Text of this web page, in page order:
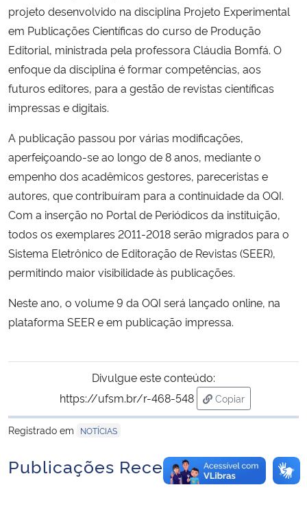
Ministério da Mulher, da Família e dos Direitos Humanos
Secretaria-Geral
Secretaria de Governo
Advocacia-Geral da União
Banco Central do Brasil
Planalto
projeto desenvolvido na disciplina Projeto Experimental
em Publicações Científicas do curso de Produção
Editorial, ministrada pela professora Cláudia Bomfá. O
enfoque da disciplina é formar competências, aos
futuros editores, para a gestão de revistas científicas
impressas e digitais.
A publicação passou por várias modificações,
aperfeiçoando-se ao longo de 8 anos, mediante o
empenho dos acadêmicos gestores, pareceristas e
autores, que contribuíram para a continuidade da OQI.
Com a inserção no Portal de Periódicos da instituição,
todos os exemplares 2011-2018 serão migrados para o
Sistema Eletrônico de Editoração de Revistas (SEER),
permitindo maior visibilidade às publicações.
Neste ano, o volume 9 da OQI será lançado online, na
plataforma SEER e em publicação impressa.
Divulgue este conteúdo:
https://ufsm.br/r-468-548
Copiar
para área de
Registrado em
NOTÍCIAS
Publicações Recentes